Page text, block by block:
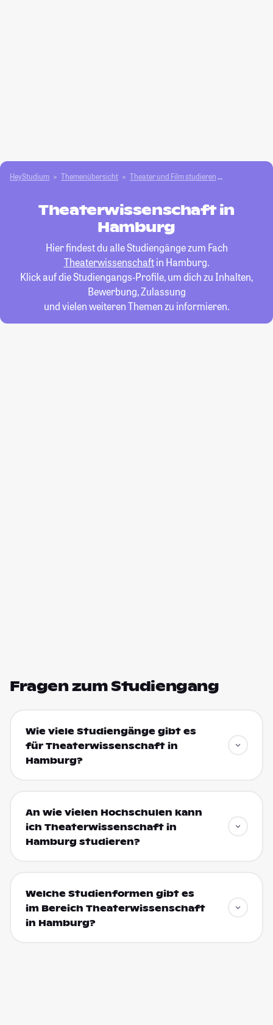
HeyStudium Themenübersicht Theater und Film studieren
Theaterwissenschaft in
Hamburg
Hier findest du alle Studiengänge zum Fach
Theaterwissenschaftin Hamburg.
Klick auf die Studiengangs-Profile, um dich zu Inhalten,
Bewerbung, Zulassung
und vielen weiteren Themen zu informieren.
Fragen zum Studiengang
Wie viele Studiengänge gibt es
für Theaterwissenschaft in
Hamburg?
An wie vielen Hochschulen kann
ich Theaterwissenschaft in
Hamburg studieren?
Welche Studienformen gibt es
im Bereich Theaterwissenschaft
in Hamburg?